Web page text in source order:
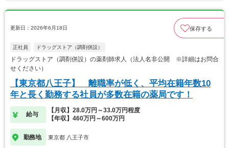
更新日：2026年6月18日 保存する
正社員 ドラッグストア（調剤併設）
ドラッグストア（調剤併設）の薬剤師求人（法人名非公開 ※詳細はお問合
せください）
【東京都八王子】 離職率が低く、平均在籍年数10
年と長く勤務する社員が多数在籍の薬局です！
給与
【月収】28.0万円～33.0万円程度
【年収】460万円～600万円
勤務地 東京都 八王子市